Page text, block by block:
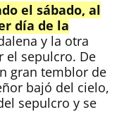
el sábado, al
día de la
y la otra
el sepulcro. De
gran temblor de
bajó del cielo,
sepulcro y se